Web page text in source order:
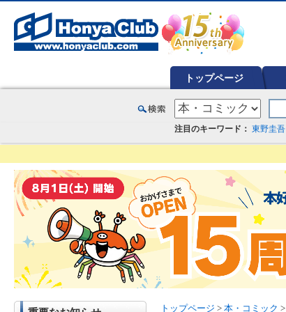
トップページ
注目のキーワード： 東野圭吾
トップページ > 本・コミック >